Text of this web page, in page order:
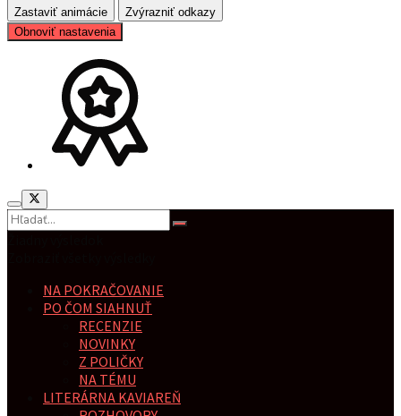
Zastaviť animácie
Zvýrazniť odkazy
Obnoviť nastavenia
NA POKRAČOVANIE
PO ČOM SIAHNUŤ
RECENZIE
NOVINKY
Z POLIČKY
NA TÉMU
LITERÁRNA KAVIAREŇ